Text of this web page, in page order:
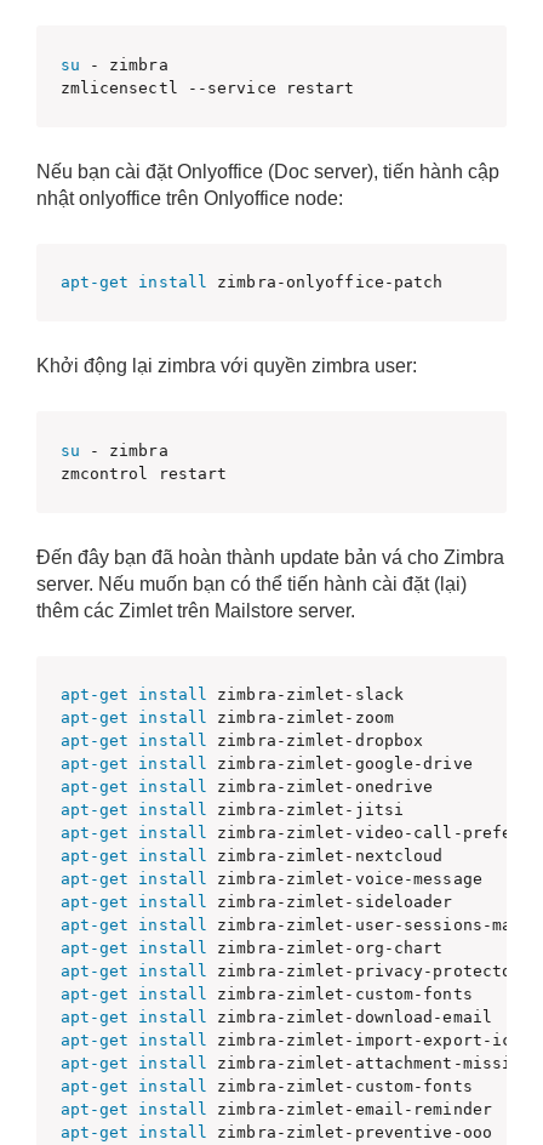
su - zimbra
zmlicensectl --service restart
Nếu bạn cài đặt Onlyoffice (Doc server), tiến hành cập
nhật onlyoffice trên Onlyoffice node:
apt-get install zimbra-onlyoffice-patch
Khởi động lại zimbra với quyền zimbra user:
su - zimbra
zmcontrol restart
Đến đây bạn đã hoàn thành update bản vá cho Zimbra
server. Nếu muốn bạn có thể tiến hành cài đặt (lại)
thêm các Zimlet trên Mailstore server.
apt-get install
apt-get
install
zimbra-zimlet-zoom
apt-get
install
apt-get
install
apt-get
install
apt-get
install
apt-get
install
apt-get
install
apt-get
install
apt-get
install
apt-get
install
apt-get
install
apt-get
install
apt-get
install
apt-get
install
apt-get
install
apt-get
install
apt-get
install
apt-get
install
zimbra-zimlet-email-reminder
apt-get
install